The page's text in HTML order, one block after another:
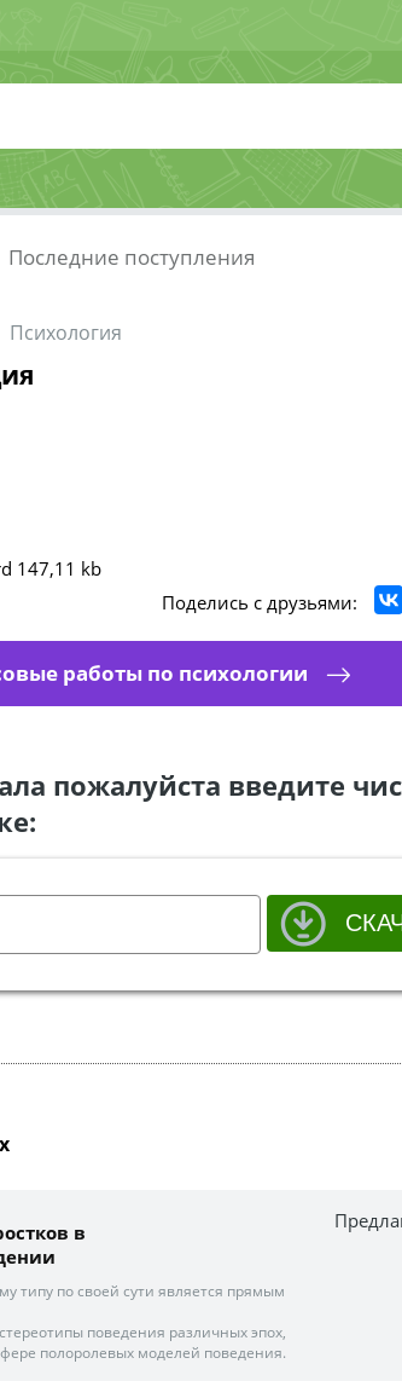
Последние поступления
Психология
147,11 kb
Поделись с друзьями:
работы по психологии
пожалуйста введите
в
типу по своей сути является прямым
поведения различных эпох,
полоролевых моделей поведения.